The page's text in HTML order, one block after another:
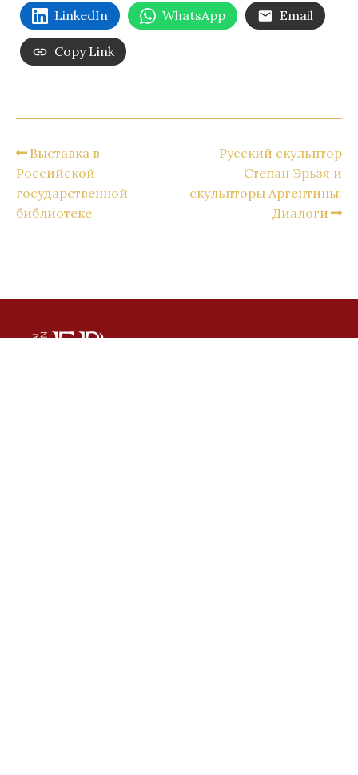
LinkedIn WhatsApp Email
Copy Link
Выставка в
Российской
государственной
библиотеке
Русский скульптор
Степан Эрьзя и
скульпторы Аргентины:
Диалоги